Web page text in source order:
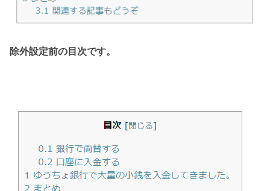
除外設定前の目次です。